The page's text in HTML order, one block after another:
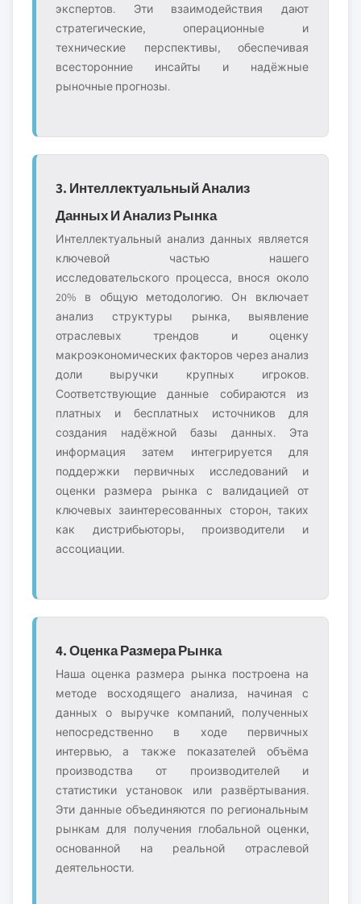
экспертов. Эти взаимодействия дают
стратегические, операционные и
технические перспективы, обеспечивая
всесторонние инсайты и надёжные
рыночные прогнозы.
3. Интеллектуальный Анализ
Данных И Анализ Рынка
Интеллектуальный анализ данных является
ключевой частью нашего
исследовательского процесса, внося около
20% в общую методологию. Он включает
анализ структуры рынка, выявление
отраслевых трендов и оценку
макроэкономических факторов через анализ
доли выручки крупных игроков.
Соответствующие данные собираются из
платных и бесплатных источников для
создания надёжной базы данных. Эта
информация затем интегрируется для
поддержки первичных исследований и
оценки размера рынка с валидацией от
ключевых заинтересованных сторон, таких
как дистрибьюторы, производители и
ассоциации.
4. Оценка Размера Рынка
Наша оценка размера рынка построена на
методе восходящего анализа, начиная с
данных о выручке компаний, полученных
непосредственно в ходе первичных
интервью, а также показателей объёма
производства от производителей и
статистики установок или развёртывания.
Эти данные объединяются по региональным
рынкам для получения глобальной оценки,
основанной на реальной отраслевой
деятельности.